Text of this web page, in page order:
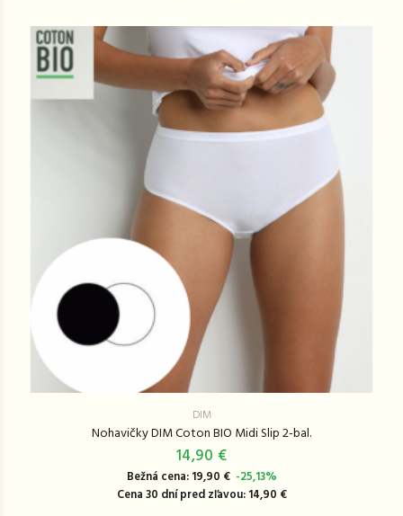
DIM
Nohavičky DIM Coton BIO Midi Slip 2-bal.
14,90 €
Bežná cena: 19,90 € -25,13%
Cena 30 dní pred zľavou: 14,90 €